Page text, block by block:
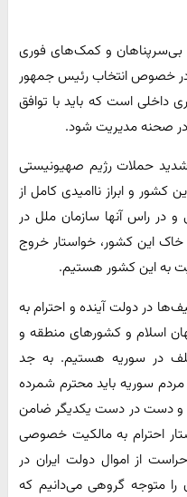
بی‌سرپناهان و کمک‌های فوری
در خصوص انتخاب رئیس جمهور
داخلی است که باید با توافق
صحنه مدیریت شود.
حملات رژیم صهیونیستی
کشور و ابراز ناامیدی کامل از
در راس آنها سازمان ملل در
این کشور، خواستار خروج
به این کشور هستیم.
در دولت آینده و احترام به
اسلام و کشورهای منطقه و
در سوریه هستیم. به جد
سوریه باید محترم شمرده
و دست در دست یکدیگر ضامن
احترام به مالکیت خصوصی
از اموال دولت ایران در
متوجه گروهی می‌دانیم که